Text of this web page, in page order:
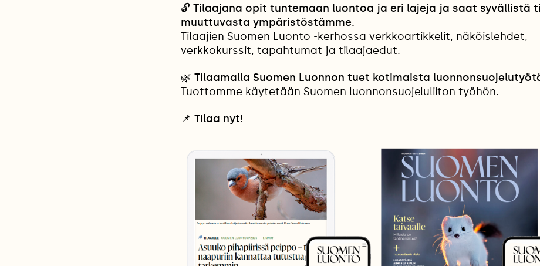
🔓 Tilaajana opit tuntemaan luontoa ja eri lajeja ja saat syvällistä
muuttuvasta ympäristöstämme.
Tilaajien Suomen Luonto -kerhossa verkkoartikkelit, näköislehdet,
verkkokurssit, tapahtumat ja tilaajaedut.
🌿 Tilaamalla Suomen Luonnon tuet kotimaista
Tuottomme käytetään Suomen luonnonsuojeluliiton työhön.
📌 Tilaa nyt!